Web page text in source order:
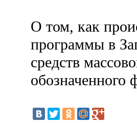
О том, как
программы в
средств